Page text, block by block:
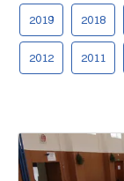
2019 2018
2012 2011